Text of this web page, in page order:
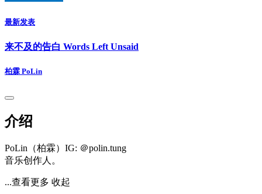
最新发表
来不及的告白 Words Left Unsaid
柏霖 PoLin
介绍
PoLin（柏霖）IG: ＠polin.tung
音乐创作人。
...查看更多 收起